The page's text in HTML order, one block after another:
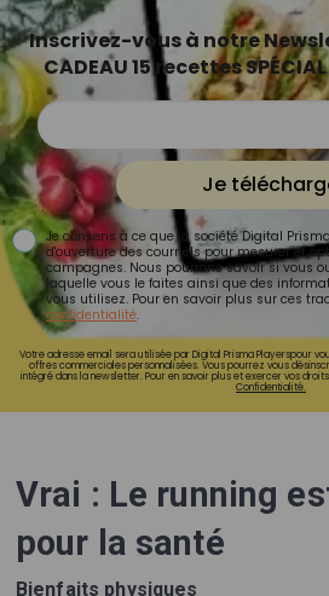
Inscrivez-vous à notre
CADEAU 15 recettes SPÉCIAL
Je
Je consens à ce que la société Digital
d'ouverture des courriels pour mesurer et
campagnes. Nous pourrons savoir si vous
laquelle vous le faites ainsi que des
vous utilisez. Pour en savoir plus sur ces
confidentialité.
Votre adresse email sera utilisée par Digital Prisma Playerspour
offres commerciales personnalisées. Vous pourrez vous
intégré dans la newsletter. Pour en savoir plus et exercer vos
Confidentialité.
Vrai : Le running
pour la santé
Bienfaits physiques